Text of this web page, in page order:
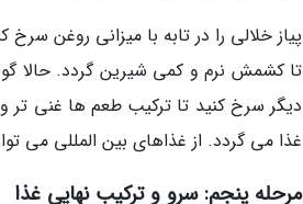
پیاز خلالی را در تابه با میزانی روغن
تا کشمش نرم و کمی شیرین گردد. حالا
دیگر سرخ کنید تا ترکیب طعم ها غنی تر
غذا می گردد. از غذاهای بین المللی می
مرحله پنجم: سرو و ترکیب نهایی غذا